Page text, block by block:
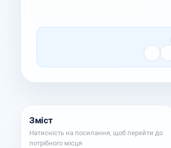
Зміст
Натисність на посилання, щоб перейти до
потрібного місця